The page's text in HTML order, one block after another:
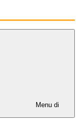
Menu di